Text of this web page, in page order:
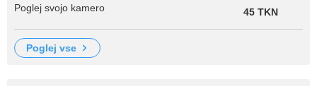
Poglej svojo kamero 45 TKN
poglej vse